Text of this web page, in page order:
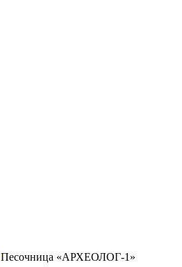
Песочница «АРХЕОЛОГ-1»